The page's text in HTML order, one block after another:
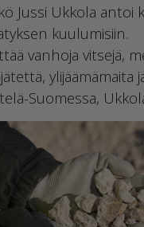
Jussi Ukkola antoi
kuulumisiin.
vanhoja vitsejä,
ylijäämämaita
Suomessa,